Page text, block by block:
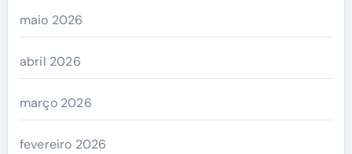
maio 2026
abril 2026
março 2026
fevereiro 2026